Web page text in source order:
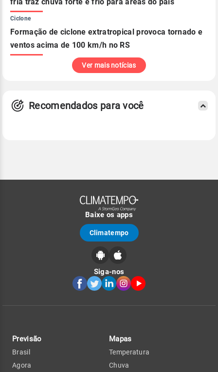
Ciclone
Formação de ciclone extratropical provoca tornado e
ventos acima de 100 km/h no RS
Ver mais notícias
Recomendados para você
Baixe os apps
Climatempo
Siga-nos
Previsão
Brasil
Agora
Mapas
Temperatura
Chuva